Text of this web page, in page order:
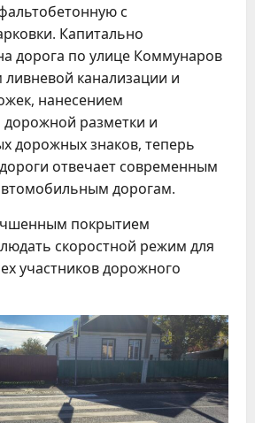
с
Капитально
дорога по улице Коммунаров
ливневой канализации и
нанесением
дорожной разметки и
дорожных знаков, теперь
отвечает современным
дорогам.
покрытием
скоростной режим для
участников дорожного